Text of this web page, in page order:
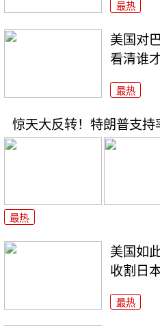
最热
美国对
看清谁
最热
惊天大反转！特朗普支
最热
美国如
收割日
最热